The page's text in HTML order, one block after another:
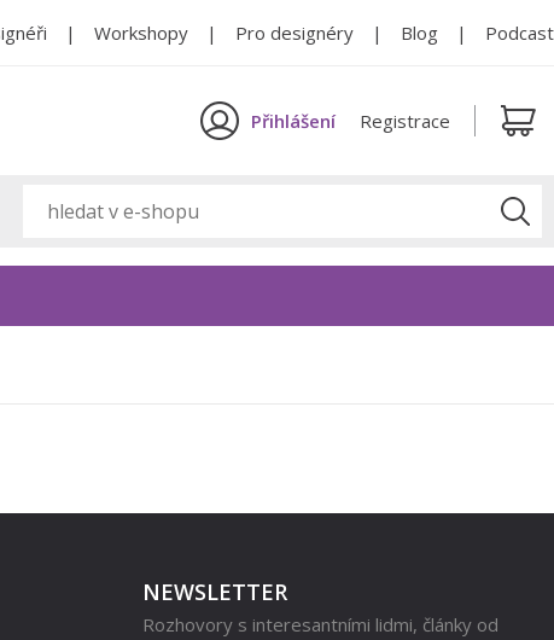
Workshopy Pro designéry Blog Podcast
Přihlášení Registrace
NEWSLETTER
Rozhovory s interesantními lidmi, články od